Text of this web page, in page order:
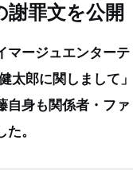
謝罪文を公開
マージュエンターテ
太郎に関しまして」
自身も関係者・ファ
。